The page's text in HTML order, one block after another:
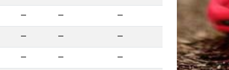
— — —
— — —
— — —